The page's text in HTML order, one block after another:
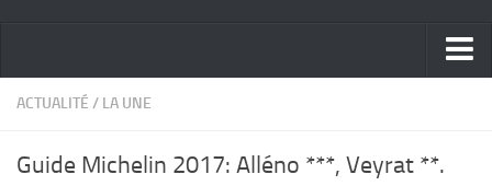
ACTUALITÉ
ACTUALITÉ / LA UNE
Guide Michelin 2017: Alléno ***, Veyrat **.